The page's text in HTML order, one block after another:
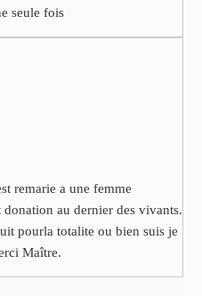
seule fois
remarie a une femme
au dernier des vivants.
pourla totalite ou bien suis je
Maître.